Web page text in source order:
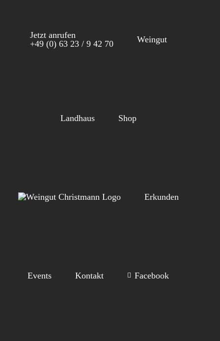
Jetzt anrufen
+49 (0) 63 23 / 9 42 70
Weingut
Landhaus Shop
Erkunden
Events Kontakt Facebook